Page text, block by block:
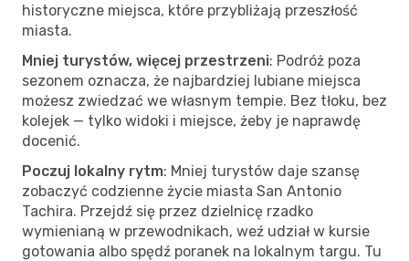
historyczne miejsca, które przybliżają przeszłość
miasta.
Mniej turystów, więcej przestrzeni: Podróż poza
sezonem oznacza, że najbardziej lubiane miejsca
możesz zwiedzać we własnym tempie. Bez tłoku, bez
kolejek — tylko widoki i miejsce, żeby je naprawdę
docenić.
Poczuj lokalny rytm: Mniej turystów daje szansę
zobaczyć codzienne życie miasta San Antonio
Tachira. Przejdź się przez dzielnicę rzadko
wymienianą w przewodnikach, weź udział w kursie
gotowania albo spędź poranek na lokalnym targu. Tu